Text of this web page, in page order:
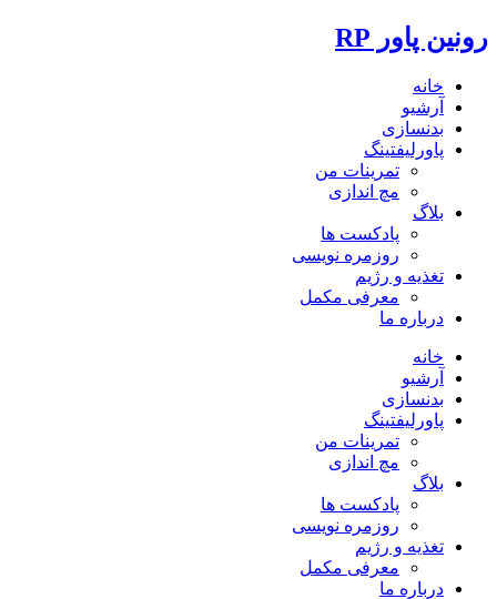
رونین پاور RP
خانه
آرشیو
بدنسازی
پاورلیفتینگ
تمرینات من
مچ اندازی
بلاگ
پادکست ها
روزمره نویسی
تغذیه و رژیم
معرفی مکمل
درباره ما
خانه
آرشیو
بدنسازی
پاورلیفتینگ
تمرینات من
مچ اندازی
بلاگ
پادکست ها
روزمره نویسی
تغذیه و رژیم
معرفی مکمل
درباره ما